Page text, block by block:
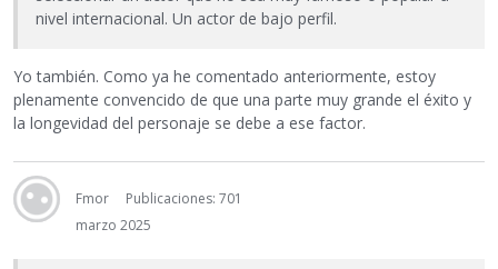
nivel internacional. Un actor de bajo perfil.
Yo también. Como ya he comentado anteriormente, estoy
plenamente convencido de que una parte muy grande el éxito y
la longevidad del personaje se debe a ese factor.
Fmor
Publicaciones: 701
marzo 2025